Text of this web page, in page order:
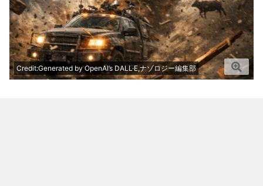
Credit:Generated by OpenAI’s DALL·E,ナゾロジー編集部